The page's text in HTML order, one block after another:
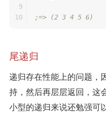
9
;=> (2 3 4 5 6)
尾递归
递归存在性能上的问题，
持，然后再层层返回，这
小型的递归来说还勉强可